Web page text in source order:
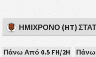
ΗΜΊΧΡΟΝΟ (HT)
Πάνω Από 0.5 FH/2H
Πάνω